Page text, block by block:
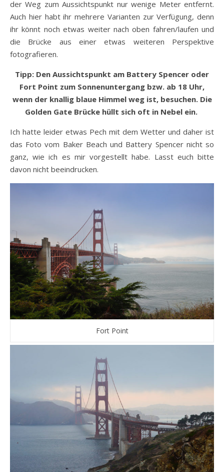
der Weg zum Aussichtspunkt nur wenige Meter entfernt.
Auch hier habt ihr mehrere Varianten zur Verfügung, denn
ihr könnt noch etwas weiter nach oben fahren/laufen und
die Brücke aus einer etwas weiteren Perspektive
fotografieren.
Tipp: Den Aussichtspunkt am Battery Spencer oder
Fort Point zum Sonnenuntergang bzw. ab 18 Uhr,
wenn der knallig blaue Himmel weg ist, besuchen. Die
Golden Gate Brücke hüllt sich oft in Nebel ein.
Ich hatte leider etwas Pech mit dem Wetter und daher ist
das Foto vom Baker Beach und Battery Spencer nicht so
ganz, wie ich es mir vorgestellt habe. Lasst euch bitte
davon nicht beeindrucken.
Fort Point